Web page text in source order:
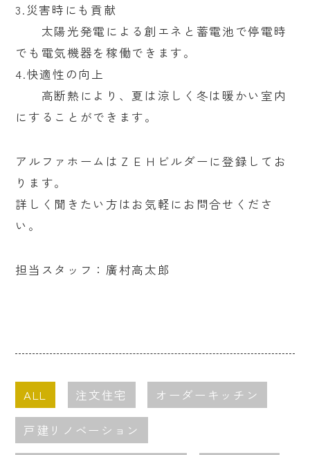
3.災害時にも貢献
太陽光発電による創エネと蓄電池で停電時
でも電気機器を稼働できます。
4.快適性の向上
高断熱により、夏は涼しく冬は暖かい室内
にすることができます。
アルファホームはＺＥＨビルダーに登録してお
ります。
詳しく聞きたい方はお気軽にお問合せくださ
い。
担当スタッフ：廣村高太郎
ALL 注文住宅 オーダーキッチン
戸建リノベーション